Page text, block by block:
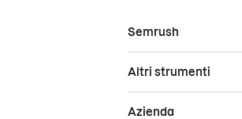
Semrush
Altri strumenti
Azienda